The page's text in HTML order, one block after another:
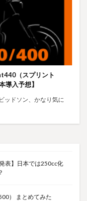
（スプリント
入予想】
ッドソン、かなり気に
表】日本では250cc化
） まとめてみた